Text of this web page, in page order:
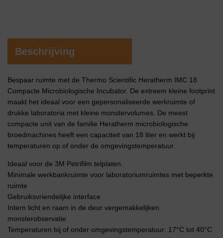
Beschrijving
Bespaar ruimte met de Thermo Scientific Heratherm IMC 18
Compacte Microbiologische Incubator. De extreem kleine footprint
maakt het ideaal voor een gepersonaliseerde werkruimte of
drukke laboratoria met kleine monstervolumes. De meest
compacte unit van de familie Heratherm microbiologische
broedmachines heeft een capaciteit van 18 liter en werkt bij
temperaturen op of onder de omgevingstemperatuur.
Ideaal voor de 3M Petrifilm telplaten.
Minimale werkbankruimte voor laboratoriumruimtes met beperkte
ruimte
Gebruiksvriendelijke interface
Intern licht en raam in de deur vergemakkelijken
monsterobservatie
Temperaturen bij of onder omgevingstemperatuur: 17°C tot 40°C